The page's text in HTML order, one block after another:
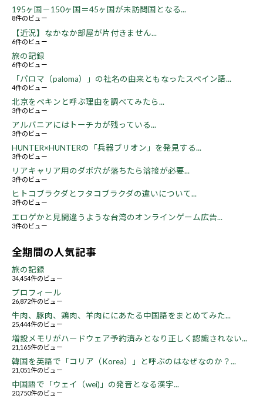
195ヶ国－150ヶ国＝45ヶ国が未訪問国となる...
8件のビュー
【近況】なかなか部屋が片付きません...
6件のビュー
旅の記録
6件のビュー
「パロマ（paloma）」の社名の由来ともなったスペイン語...
4件のビュー
北京をペキンと呼ぶ理由を調べてみたら...
3件のビュー
アルバニアにはトーチカが残っている...
3件のビュー
HUNTER×HUNTERの「兵器ブリオン」を発見する...
3件のビュー
リアキャリア用のダボ穴が落ちたら溶接が必要...
3件のビュー
ヒトコブラクダとフタコブラクダの違いについて...
3件のビュー
エロゲかと見間違うような台湾のオンラインゲーム広告...
3件のビュー
全期間の人気記事
旅の記録
34,454件のビュー
プロフィール
26,872件のビュー
牛肉、豚肉、鶏肉、羊肉ににあたる中国語をまとめてみた...
25,444件のビュー
増設メモリがハードウェア予約済みとなり正しく認識されない...
21,165件のビュー
韓国を英語で「コリア（Korea）」と呼ぶのはなぜなのか？...
21,051件のビュー
中国語で「ウェイ（wei)」の発音となる漢字...
20,750件のビュー